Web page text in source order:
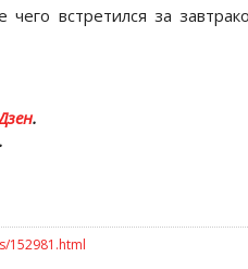
встретился за
.
152981.html